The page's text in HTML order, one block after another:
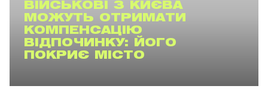
ВІЙСЬКОВІ З КИЄВА
МОЖУТЬ ОТРИМАТИ
КОМПЕНСАЦІЮ
ВІДПОЧИНКУ: ЙОГО
ПОКРИЄ МІСТО